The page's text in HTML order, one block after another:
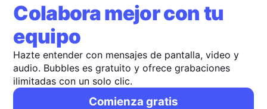
Colabora mejor con tu
equipo
Hazte entender con mensajes de pantalla, video y
audio. Bubbles es gratuito y ofrece grabaciones
ilimitadas con un solo clic.
Comienza gratis